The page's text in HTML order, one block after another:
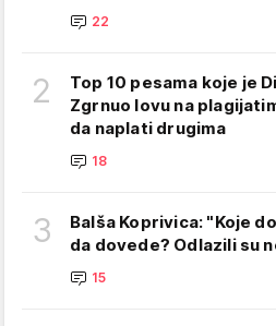
22
2
Top 10 pesama koje je
Zgrnuo lovu na
da naplati drugima
18
3
Balša Koprivica: "Koje
da dovede? Odlazili su
15